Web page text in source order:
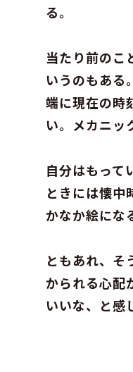
る。
当たり前のこ
いうのもある
端に現在の時
い。メカニッ
自分はもって
ときには懐中
かなか絵にな
ともあれ、そ
かられる心配
いいな、と感